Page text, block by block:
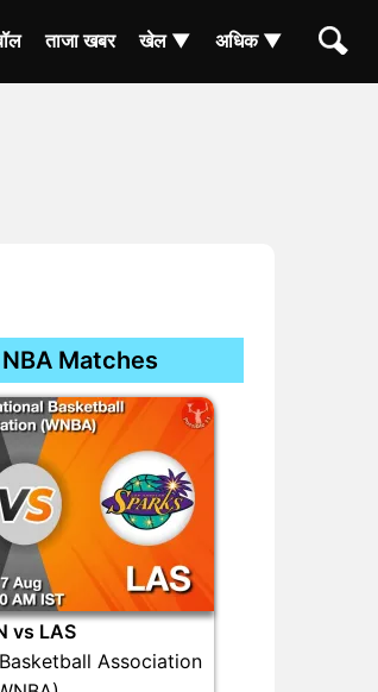
ताजा खबर खेल ▼ अधिक ▼
Matches
vs LAS
Association